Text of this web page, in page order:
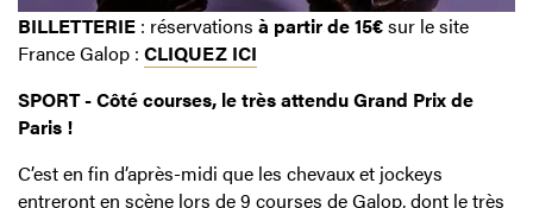
BILLETTERIE : réservations à partir de 15€sur le site
France Galop : CLIQUEZ ICI
SPORT - Côté courses, le très attendu Grand Prix de
Paris !
C’est en fin d’après-midi que les chevaux et jockeys
entreront en scène lors de 9 courses de Galop, dont le très